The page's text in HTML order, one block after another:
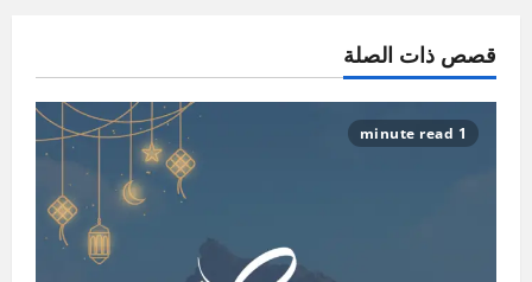
قصص ذات الصلة
1 minute read